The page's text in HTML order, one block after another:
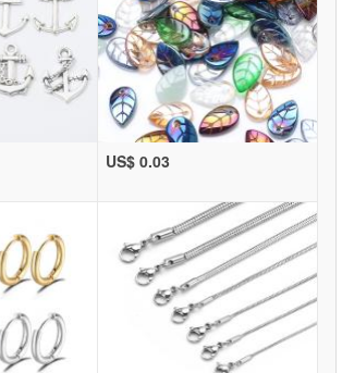
US$ 0.03